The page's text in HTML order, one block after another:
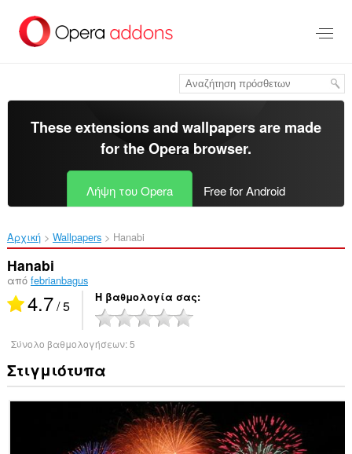
στο
κύριο
These extensions and wallpapers are made
for theOpera browser.
Λήψη του Opera Free for Android
Αρχική Wallpapers Hanabi‎
Hanabi
από febrianbagus
4.7/ 5 Η βαθμολογία σας
Σύνολο βαθμολογήσεων:5
Στιγμιότυπα